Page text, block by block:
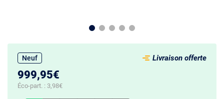
Neuf
999,95€
Éco-part. : 3,98€
Livraison offerte